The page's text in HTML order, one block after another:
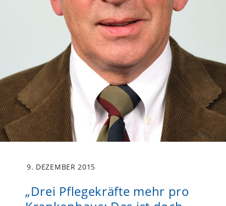
9. DEZEMBER 2015
„Drei Pflegekräfte mehr pro